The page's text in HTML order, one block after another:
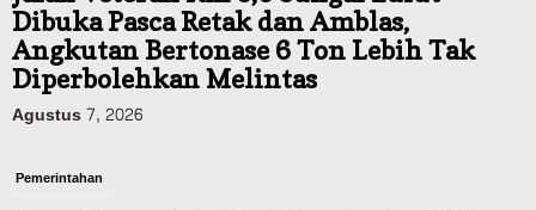
Dibuka Pasca Retak dan Amblas,
Angkutan Bertonase 6 Ton Lebih Tak
Diperbolehkan Melintas
Agustus 7, 2026
Pemerintahan